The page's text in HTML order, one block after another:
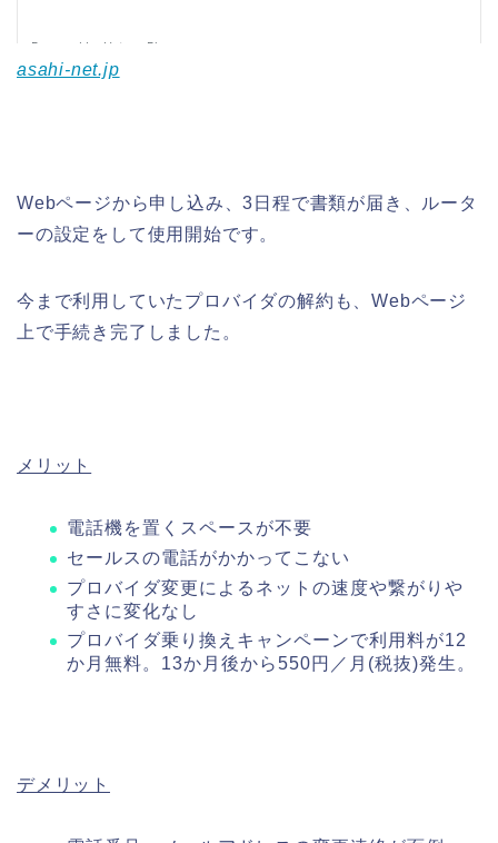
asahi-net.jp
Webページから申し込み、3日程で書類が届き、ルータ
ーの設定をして使用開始です。
今まで利用していたプロバイダの解約も、Webページ
上で手続き完了しました。
メリット
電話機を置くスペースが不要
セールスの電話がかかってこない
プロバイダ変更によるネットの速度や繋がりや
すさに変化なし
プロバイダ乗り換えキャンペーンで利用料が12
か月無料。13か月後から550円／月(税抜)発生。
デメリット